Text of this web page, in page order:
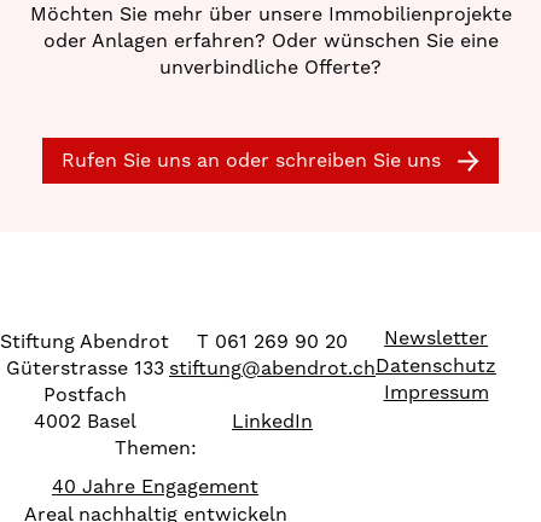
Möchten Sie mehr über unsere Immobilienprojekte
oder Anlagen erfahren? Oder wünschen Sie eine
unverbindliche Offerte?
Rufen Sie uns an oder schreiben Sie uns
Stiftung Abendrot
Güterstrasse 133
Postfach
4002 Basel
T 061 269 90 20
stiftung@abendrot.ch
LinkedIn
Newsletter
Datenschutz
Impressum
Themen:
40 Jahre Engagement
Areal nachhaltig entwickeln